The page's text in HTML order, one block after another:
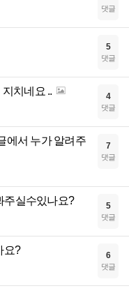
댓글
5
댓글
치네요 .. 4
댓글
에서 누가 알려주
7
댓글
주실수있나요? 5
댓글
요? 6
댓글